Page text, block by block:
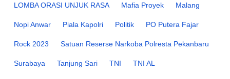
LOMBA ORASI UNJUK RASA Mafia Proyek Malang
Nopi Anwar Piala Kapolri Politik PO Putera Fajar
Rock 2023 Satuan Reserse Narkoba Polresta Pekanbaru
Surabaya Tanjung Sari TNI TNI AL